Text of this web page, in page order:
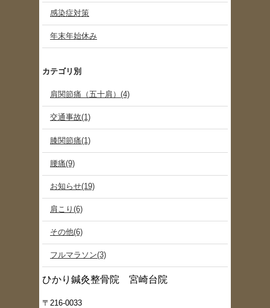
感染症対策
年末年始休み
カテゴリ別
肩関節痛（五十肩）(4)
交通事故(1)
膝関節痛(1)
腰痛(9)
お知らせ(19)
肩こり(6)
その他(6)
フルマラソン(3)
ひかり鍼灸整骨院 宮崎台院
〒216-0033